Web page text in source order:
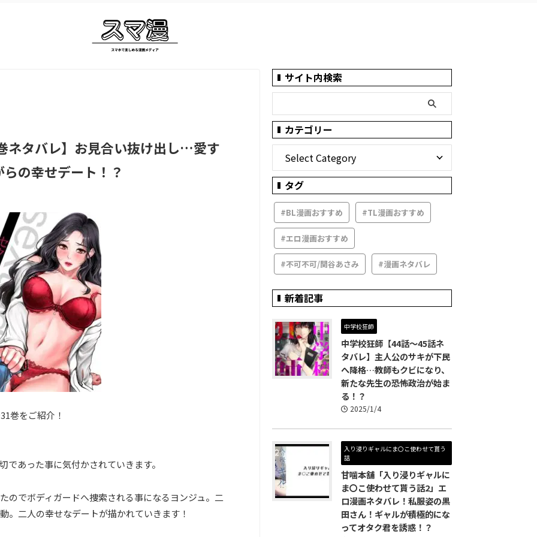
ネタバレ】お見合い抜け出し…愛す
の幸せデート！？
巻をご紹介！
あった事に気付かされていきます。
のでボディガードへ捜索される事になるヨンジュ。二
。二人の幸せなデートが描かれていきます！
サイト内検索
カテゴリー
タグ
#BL漫画おすすめ #TL漫画おすすめ
#エロ漫画おすすめ
#不可不可/関谷あさみ #漫画ネタバレ
新着記事
中学校狂師
中学校狂師【44話～45話ネ
タバレ】主人公のサキが下民
へ降格…教師もクビになり、
新たな先生の恐怖政治が始ま
る！？
2025/1/4
入り浸りギャルにま〇こ使わせて貰う
話
甘噛本舗「入り浸りギャルに
ま〇こ使わせて貰う話2」エ
ロ漫画ネタバレ！私服姿の黒
田さん！ギャルが積極的にな
ってオタク君を誘惑！？